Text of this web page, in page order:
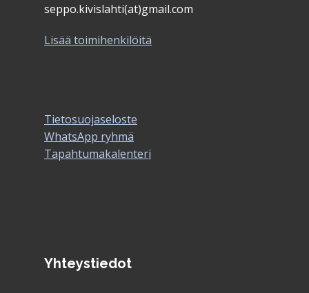
seppo.kivislahti(at)gmail.com
Lisää toimihenkilöitä
Tietosuojaseloste
WhatsApp ryhmä
Tapahtumakalenteri
Yhteystiedot